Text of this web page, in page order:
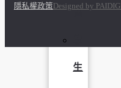
區
生
隱私權政策 Designed by PAIDIGI